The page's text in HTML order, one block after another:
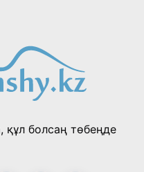
болсаң төбеңде